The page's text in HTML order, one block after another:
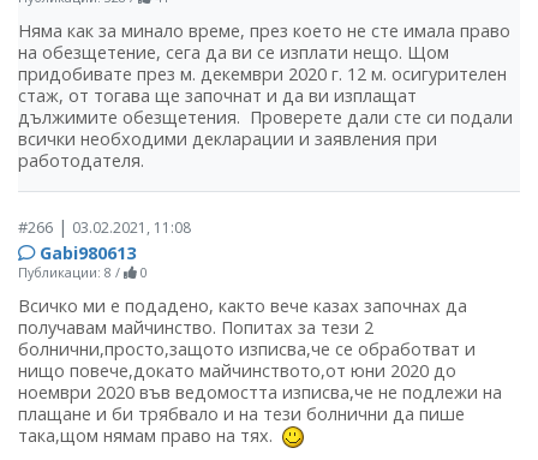
Няма как за минало време, през което не сте имала право
на обезщетение, сега да ви се изплати нещо. Щом
придобивате през м. декември 2020 г. 12 м. осигурителен
стаж, от тогава ще започнат и да ви изплащат
дължимите обезщетения. Проверете дали сте си подали
всички необходими декларации и заявления при
работодателя.
#266 | 03.02.2021, 11:08
Gabi980613
Публикации: 8 / 0
Всичко ми е подадено, както вече казах започнах да
получавам майчинство. Попитах за тези 2
болнични,просто,защото изписва,че се обработват и
нищо повече,докато майчинството,от юни 2020 до
ноември 2020 във ведомостта изписва,че не подлежи на
плащане и би трябвало и на тези болнични да пише
така,щом нямам право на тях.